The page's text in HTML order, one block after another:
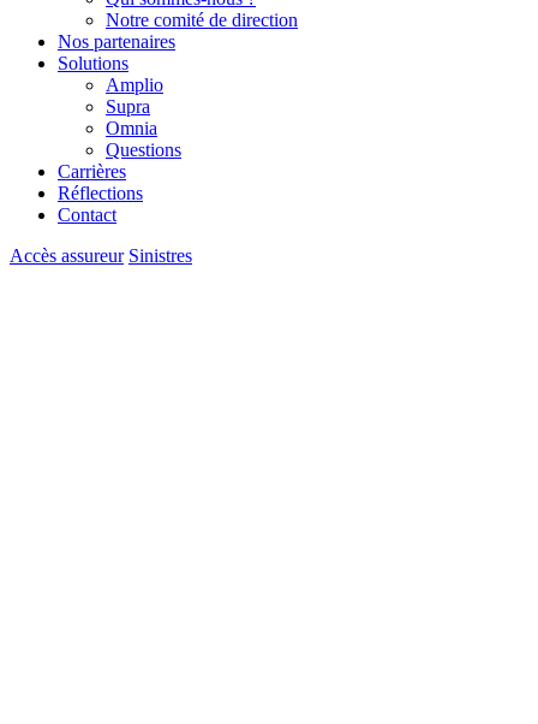
Notre comité de direction
Nos partenaires
Solutions
Amplio
Supra
Omnia
Questions
Carrières
Réflections
Contact
Accès assureur Sinistres